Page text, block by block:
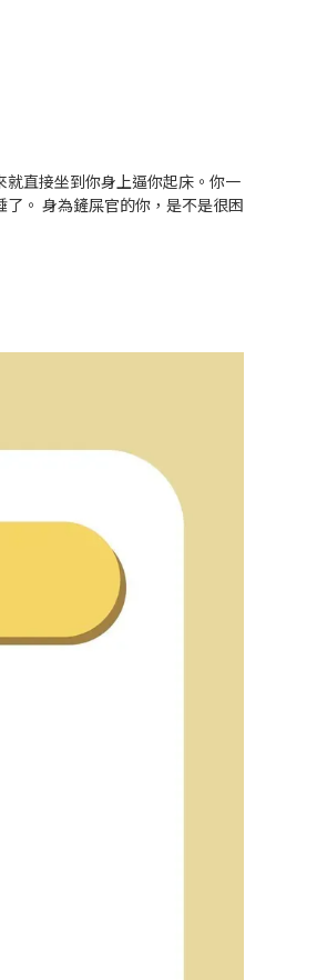
直接坐到你身上逼你起床。你一
。 身為鏟屎官的你，是不是很困